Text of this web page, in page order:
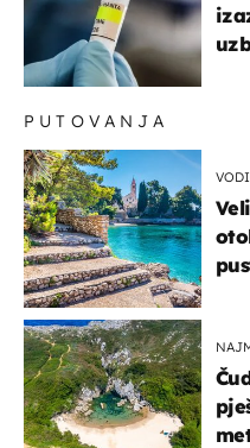
PUTOVANJA